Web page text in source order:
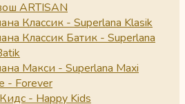
ARTISAN
Классик - Superlana Klasik
Классик Батик - Superlana
Макси - Superlana Maxi
- Forever
- Happy Kids